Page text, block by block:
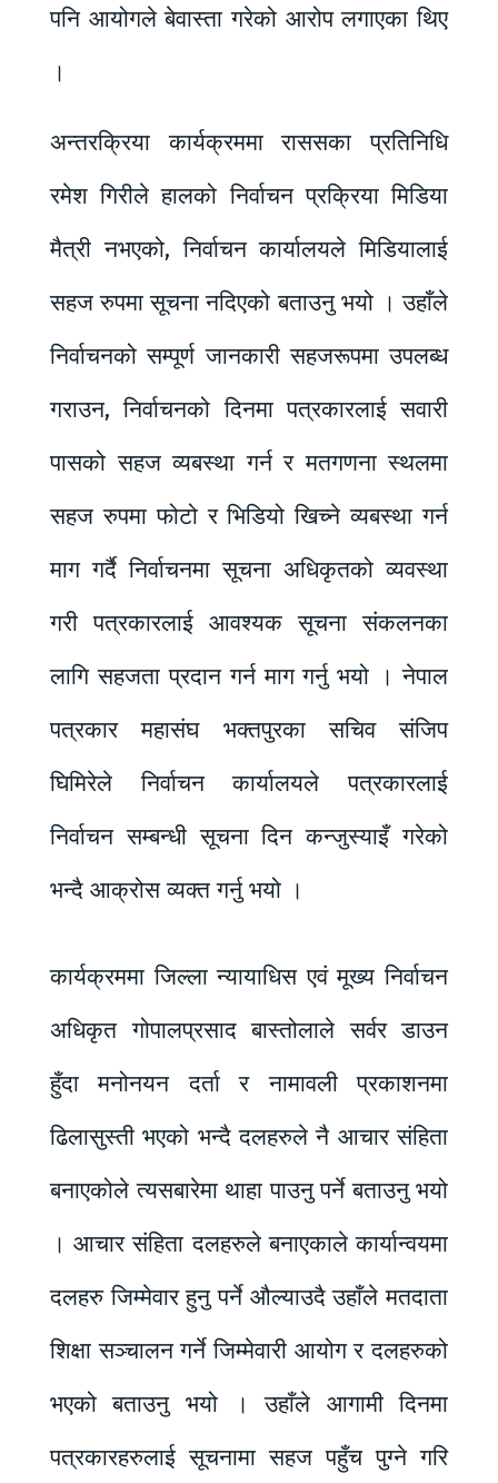
पनि आयोगले बेवास्ता गरेको आरोप लगाएका थिए
।
अन्तरक्रिया कार्यक्रममा राससका प्रतिनिधि
रमेश गिरीले हालको निर्वाचन प्रक्रिया मिडिया
मैत्री नभएको, निर्वाचन कार्यालयले मिडियालाई
सहज रुपमा सूचना नदिएको बताउनु भयो । उहाँले
निर्वाचनको सम्पूर्ण जानकारी सहजरूपमा उपलब्ध
गराउन, निर्वाचनको दिनमा पत्रकारलाई सवारी
पासको सहज व्यबस्था गर्न र मतगणना स्थलमा
सहज रुपमा फोटो र भिडियो खिच्ने व्यबस्था गर्न
माग गर्दै निर्वाचनमा सूचना अधिकृतको व्यवस्था
गरी पत्रकारलाई आवश्यक सूचना संकलनका
लागि सहजता प्रदान गर्न माग गर्नु भयो । नेपाल
पत्रकार महासंघ भक्तपुरका सचिव संजिप
घिमिरेले निर्वाचन कार्यालयले पत्रकारलाई
निर्वाचन सम्बन्धी सूचना दिन कन्जुस्याइँ गरेको
भन्दै आक्रोस व्यक्त गर्नु भयो ।
कार्यक्रममा जिल्ला न्यायाधिस एवं मूख्य निर्वाचन
अधिकृत गोपालप्रसाद बास्तोलाले सर्वर डाउन
हुँदा मनोनयन दर्ता र नामावली प्रकाशनमा
ढिलासुस्ती भएको भन्दै दलहरुले नै आचार संहिता
बनाएकोले त्यसबारेमा थाहा पाउनु पर्ने बताउनु भयो
। आचार संहिता दलहरुले बनाएकाले कार्यान्वयमा
दलहरु जिम्मेवार हुनु पर्ने औल्याउदै उहाँले मतदाता
शिक्षा सञ्चालन गर्ने जिम्मेवारी आयोग र दलहरुको
भएको बताउनु भयो । उहाँले आगामी दिनमा
पत्रकारहरुलाई सूचनामा सहज पहुँच पुग्ने गरि